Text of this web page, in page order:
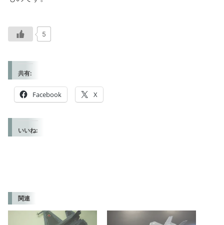
5
共有:
Facebook X
いいね:
関連